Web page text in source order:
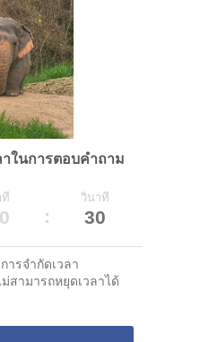
ในการตอบคำถาม
ที วินาที
30
รจำกัดเวลา
สามารถหยุดเวลาได้